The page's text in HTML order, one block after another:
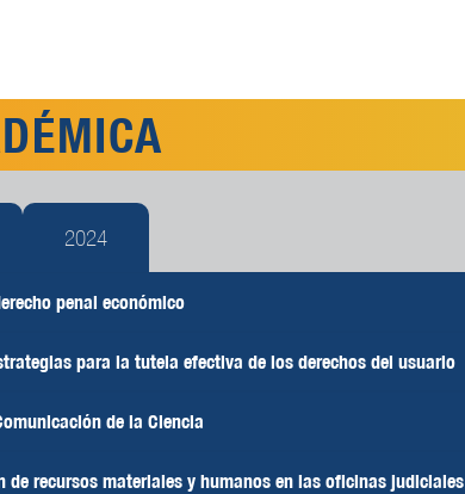
2024
penal económico
para la tutela efectiva de los derechos del usuario
de la Ciencia
de recursos materiales y humanos en las oficinas judiciales